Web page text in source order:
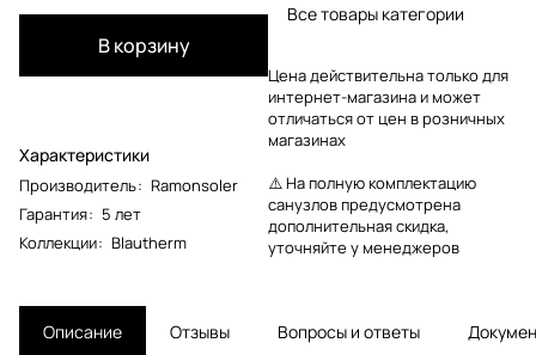
В корзину
Характеристики
Производитель: Ramonsoler
Гарантия: 5 лет
Коллекции: Blautherm
Все товары категории
Цена действительна только для
интернет-магазина и может
отличаться от цен в розничных
магазинах
⚠️ На полную комплектацию
санузлов предусмотрена
дополнительная скидка,
уточняйте у менеджеров
Описание Отзывы Вопросы и ответы